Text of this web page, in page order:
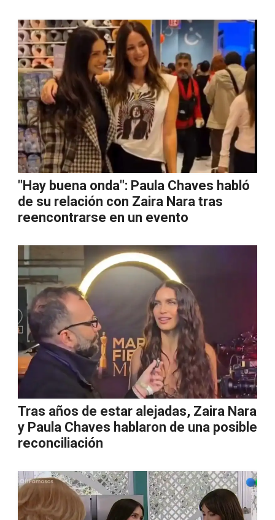
"Hay buena onda": Paula Chaves habló
de su relación con Zaira Nara tras
reencontrarse en un evento
Tras años de estar alejadas, Zaira Nara
y Paula Chaves hablaron de una posible
reconciliación